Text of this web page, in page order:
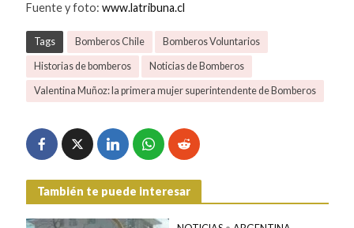
Fuente y foto: www.latribuna.cl
Tags Bomberos Chile Bomberos Voluntarios
Historias de bomberos Noticias de Bomberos
Valentina Muñoz: la primera mujer superintendente de Bomberos
También te puede interesar